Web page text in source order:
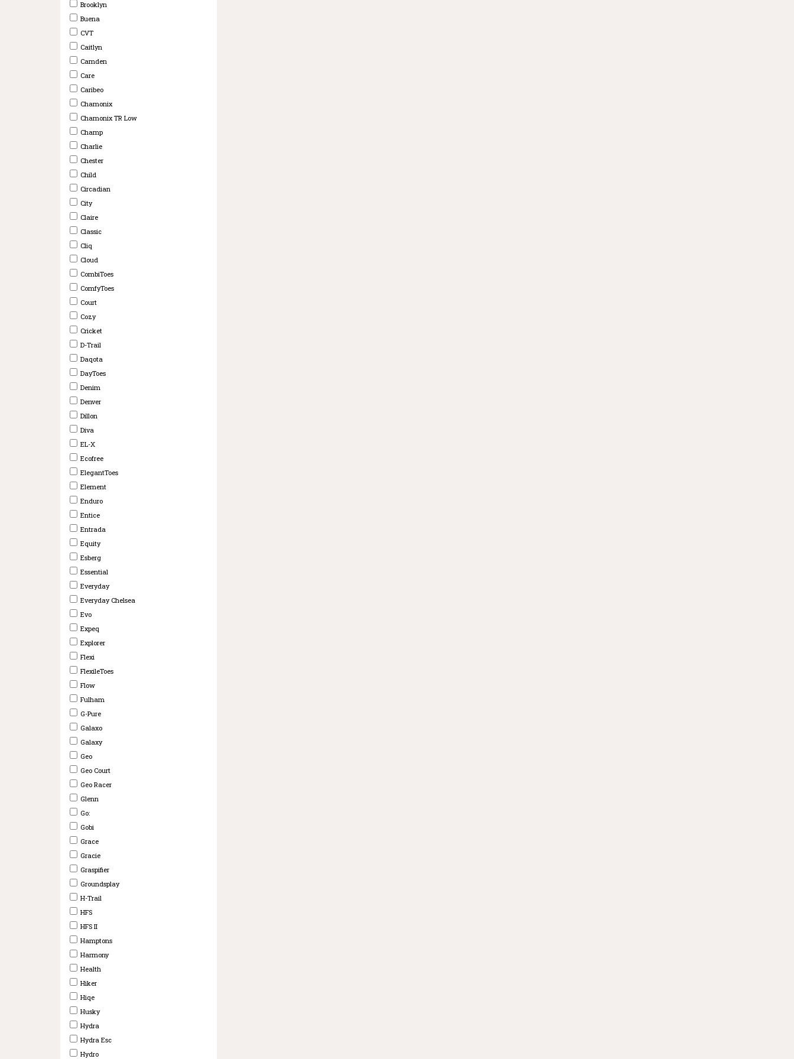
Brooklyn
Buena
CVT
Caitlyn
Camden
Care
Caribeo
Chamonix
Chamonix TR Low
Champ
Charlie
Chester
Child
Circadian
City
Claire
Classic
Cliq
Cloud
CombiToes
ComfyToes
Court
Cozy
Cricket
D-Trail
Daqota
DayToes
Denim
Denver
Dillon
Diva
EL-X
Ecofree
ElegantToes
Element
Enduro
Entice
Entrada
Equity
Esberg
Essential
Everyday
Everyday Chelsea
Evo
Expeq
Explorer
Flexi
FlexileToes
Flow
Fulham
G-Pure
Galaxo
Galaxy
Geo
Geo Court
Geo Racer
Glenn
Go:
Gobi
Grace
Gracie
Graspifier
Groundsplay
H-Trail
HFS
HFS II
Hamptons
Harmony
Health
Hiker
Hiqe
Husky
Hydra
Hydra Esc
Hydro